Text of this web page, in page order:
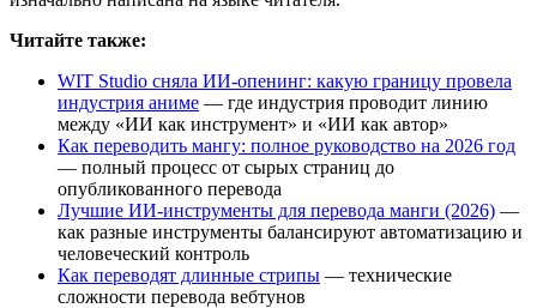
Читайте также:
WIT Studio сняла ИИ-опенинг: какую границу провела
индустрия аниме — где индустрия проводит линию
между «ИИ как инструмент» и «ИИ как автор»
Как переводить мангу: полное руководство на 2026 год
— полный процесс от сырых страниц до
опубликованного перевода
Лучшие ИИ-инструменты для перевода манги (2026) —
как разные инструменты балансируют автоматизацию и
человеческий контроль
Как переводят длинные стрипы — технические
сложности перевода вебтунов